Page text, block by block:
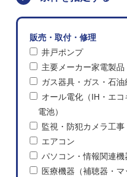
販売・取付・修理
井戸ポンプ
主要メーカー家電製品
ガス器具・ガス・石油
オール電化（IH・エ
電池）
監視・防犯カメラ工事
エアコン
パソコン・情報関連機
医療機器（補聴器・マ